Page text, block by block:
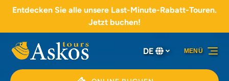
Zur Primärnavigation springen
Zum Inhalt springen
Zur Fußzeile springen
Entdecken Sie alle unsere Last-Minute-Rabatt-Touren.
Jetzt buchen!
Wählen
Sie
DE MENÜ